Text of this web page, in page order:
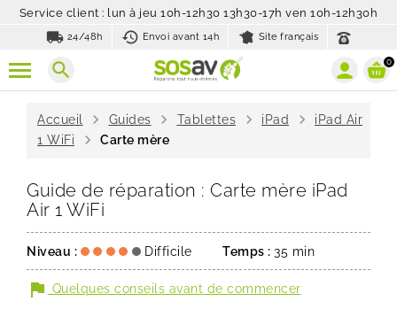
Service client : lun à jeu 10h-12h30 13h30-17h ven 10h-12h30h
local_shipping 24/48h history_toggle_off
Envoi avant 14h Site français
search 0
Accueil chevron_right Guides chevron_right Tablettes chevron_right iPad chevron_right
iPad Air
1 WiFi
chevron_right Carte mère
Guide de réparation : Carte mère iPad
Air 1 WiFi
Niveau : Difficile Temps : 35 min
flag Quelques conseils avant de commencer